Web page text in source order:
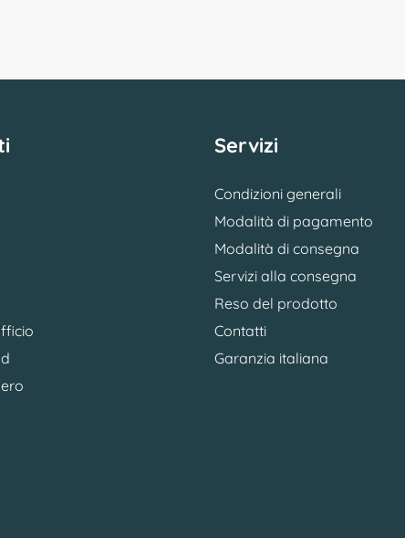
Servizi
Condizioni generali
Modalità di pagamento
Modalità di consegna
Servizi alla consegna
Reso del prodotto
Contatti
Garanzia italiana